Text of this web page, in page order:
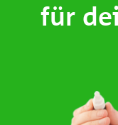
für